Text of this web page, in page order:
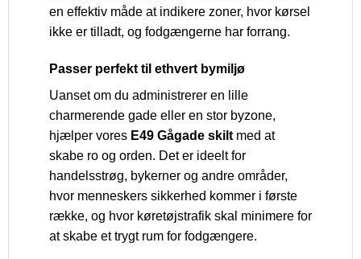
en effektiv måde at indikere zoner, hvor kørsel
ikke er tilladt, og fodgængerne har forrang.
Passer perfekt til ethvert bymiljø
Uanset om du administrerer en lille
charmerende gade eller en stor byzone,
hjælper vores E49 Gågade skilt med at
skabe ro og orden. Det er ideelt for
handelsstrøg, bykerner og andre områder,
hvor menneskers sikkerhed kommer i første
række, og hvor køretøjstrafik skal minimere for
at skabe et trygt rum for fodgængere.